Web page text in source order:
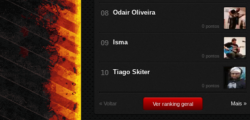
Odair Oliveira
0 pontos
Isma
0 pontos
Tiago Skiter
0 pontos
« Voltar Ver ranking geral Mais »